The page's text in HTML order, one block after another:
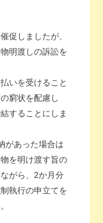
促しましたが、
明渡しの訴訟を
いを受けること
窮状を配慮し
することにしま
があった場合は
を明け渡す旨の
がら、2か月分
執行の申立てを